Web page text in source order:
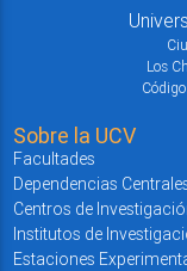
Los
Sobre la UCV
Facultades
Dependencias
Centros de
Institutos de
Estaciones